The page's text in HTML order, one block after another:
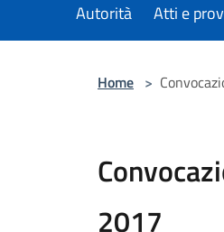
Autorità Atti e
Home >
2017